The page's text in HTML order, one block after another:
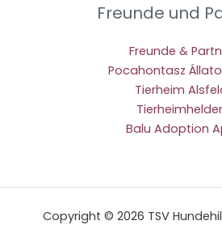
Freunde und
Freunde &
Pocahontasz
Tierheim
Balu Adoption
Copyright © 2026 TSV